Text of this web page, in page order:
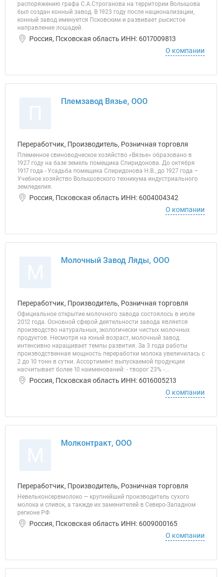
распоряжению графа С.А.Строганова на территории Волышова
был создан конный завод. В 1923 году после национализации,
конный завод именуется Псковским и развивает рысистое
направление лошадей.
Россия, Псковская область ИНН: 6017009813
О компании
Племзавод Вязье, ООО
Переработчик, Производитель, Розничная торговля
Племенное свиноводческое хозяйство «Вязье» образовано в
1927 году на базе земель помещика Спиридонова. До октября
1917 года - Усадьба помещика Спиридонова Н.В., до 1927 года –
Учебное хозяйство Волышовского техникума индустриального
земледелия.
Россия, Псковская область ИНН: 6004004342
О компании
Молочный Завод Ляды, ООО
Переработчик, Производитель, Розничная торговля
Официальное открытие молочного завода состоялось в июле
2012 года. Основной сферой деятельности завода является
производство натуральных, экологически чистых молочных
продуктов. Несмотря на юный возраст, молочный завод
интенсивно наращивает темпы развития. За 3 года работы
производственная мощность переработки молока увеличилась с
2 до 10 тонн в сутки. Ассортимент выпускаемой продукции
насчитывает более 10 наименований: - творог 23% -...
Россия, Псковская область ИНН: 6016005213
О компании
Молконтракт, ООО
Переработчик, Производитель, Розничная торговля
Невельконсервмолоко — крупнейший производитель сухого
молока и сливок, а такжде их заменителей в Северо-Западном
регионе РФ
Россия, Псковская область ИНН: 6009000165
О компании